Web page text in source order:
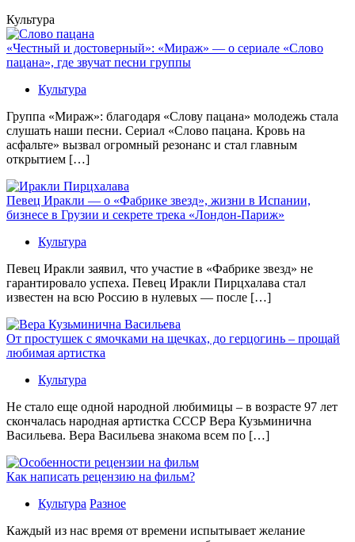
Культура
«Честный и достоверный»: «Мираж» — о сериале «Слово
пацана», где звучат песни группы
Культура
Группа «Мираж»: благодаря «Слову пацана» молодежь стала
слушать наши песни. Сериал «Слово пацана. Кровь на
асфальте» вызвал огромный резонанс и стал главным
открытием […]
Певец Иракли — о «Фабрике звезд», жизни в Испании,
бизнесе в Грузии и секрете трека «Лондон-Париж»
Культура
Певец Иракли заявил, что участие в «Фабрике звезд» не
гарантировало успеха. Певец Иракли Пирцхалава стал
известен на всю Россию в нулевых — после […]
От простушек с ямочками на щечках, до герцогинь – прощай
любимая артистка
Культура
Не стало еще одной народной любимицы – в возрасте 97 лет
скончалась народная артистка СССР Вера Кузьминична
Васильева. Вера Васильева знакома всем по […]
Как написать рецензию на фильм?
Культура Разное
Каждый из нас время от времени испытывает желание